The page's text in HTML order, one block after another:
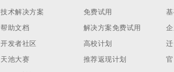
技术解决方案
帮助文档
开发者社区
天池大赛
免费试用
解决方案免费试用
高校计划
推荐返现计划